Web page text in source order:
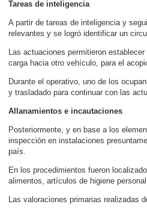
Tareas de inteligencia
A partir de tareas de inteligencia y
relevantes y se logró identificar un
Las actuaciones permitieron
carga hacia otro vehículo, para el
Durante el operativo, uno de los
y trasladado para continuar con las
Allanamientos e incautaciones
Posteriormente, y en base a los
inspección en instalaciones
país.
En los procedimientos fueron
alimentos, artículos de higiene
Las valoraciones primarias realizadas